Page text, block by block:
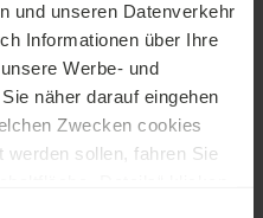
und unseren Datenverkehr
Informationen über Ihre
Werbe- und
näher darauf eingehen
Zwecken cookies
werden sollen, fahren Sie
HEILSCHLAMM
Gesundheitsdienste